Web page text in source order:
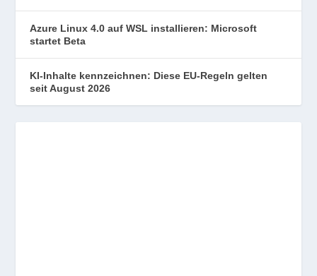
Azure Linux 4.0 auf WSL installieren: Microsoft
startet Beta
KI-Inhalte kennzeichnen: Diese EU-Regeln gelten
seit August 2026